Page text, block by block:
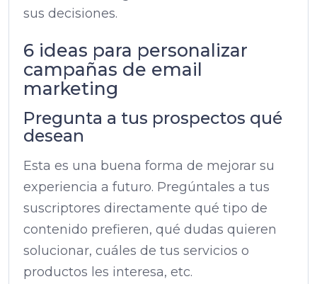
sus decisiones.
6 ideas para personalizar
campañas de email
marketing
Pregunta a tus prospectos qué
desean
Esta es una buena forma de mejorar su
experiencia a futuro. Pregúntales a tus
suscriptores directamente qué tipo de
contenido prefieren, qué dudas quieren
solucionar, cuáles de tus servicios o
productos les interesa, etc.